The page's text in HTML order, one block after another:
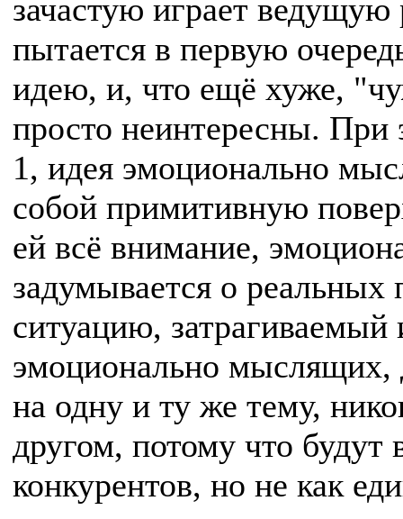
зачастую играет
пытается в первую
идею, и, что ещё хуже,
просто неинтересны. При
1, идея эмоционально
собой примитивную
ей всё внимание,
задумывается о реальных
ситуацию,
эмоционально мыслящих,
на одну и ту же тему,
другом, потому что будут
конкурентов, но не как